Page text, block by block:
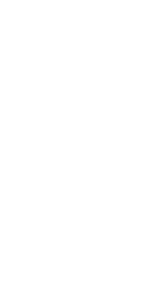
veya görüntülenemiyor.